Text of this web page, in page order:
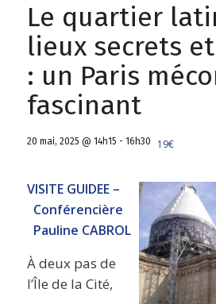
Le quartier
lieux secrets
: un Paris
fascinant
20 mai, 2025 @ 14h15 - 16h30 19€
VISITE GUIDEE –
Conférencière
Pauline CABROL
À deux pas de
l’Île de la Cité,